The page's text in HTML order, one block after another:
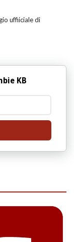
uffiiciale di
KB